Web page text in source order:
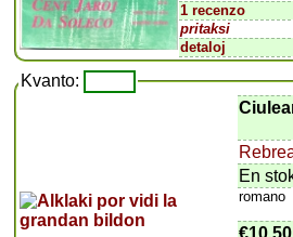
1 recenzo
pritaksi
detaloj
Kvanto:
En
romano
€10.50